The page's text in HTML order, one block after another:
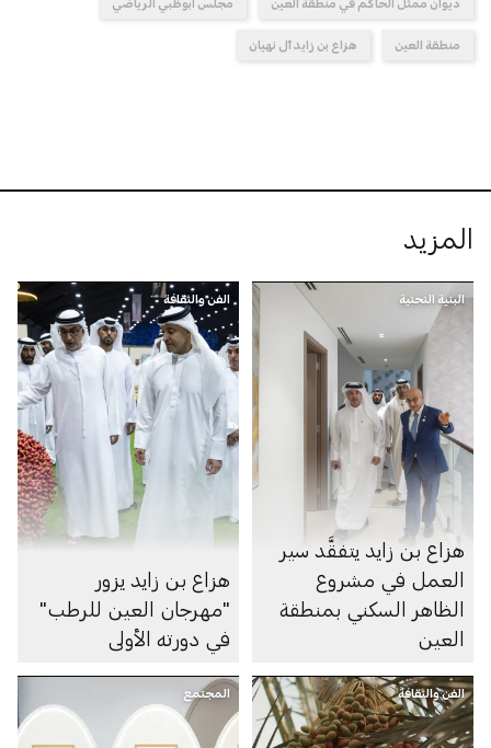
منطقة العين هزاع بن زايد آل نهيان
المزيد
البنية التحتية
هزاع بن زايد يتفقَّد سير
العمل في مشروع
الظاهر السكني بمنطقة
العين
الفن والثقافة
هزاع بن زايد يزور
"مهرجان العين للرطب"
في دورته الأولى
الفن والثقافة المجتمع